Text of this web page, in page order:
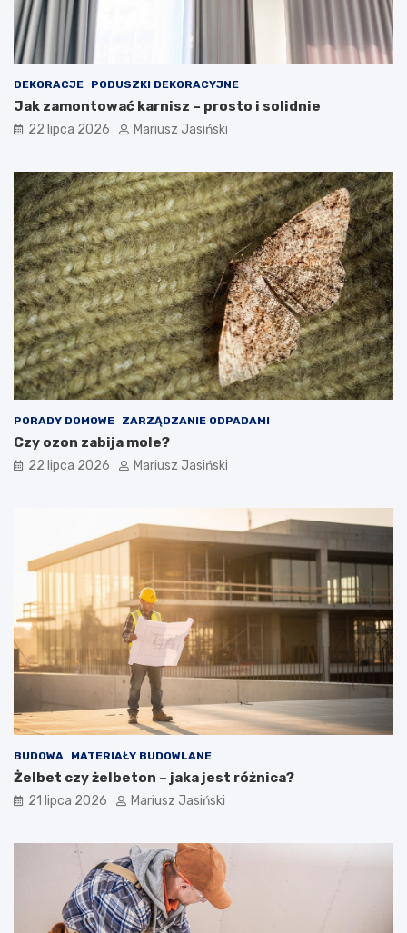
DEKORACJE PODUSZKI DEKORACYJNE
Jak zamontować karnisz – prosto i solidnie
22 lipca 2026 Mariusz Jasiński
PORADY DOMOWE ZARZĄDZANIE ODPADAMI
Czy ozon zabija mole?
22 lipca 2026 Mariusz Jasiński
BUDOWA MATERIAŁY BUDOWLANE
Żelbet czy żelbeton – jaka jest różnica?
21 lipca 2026 Mariusz Jasiński